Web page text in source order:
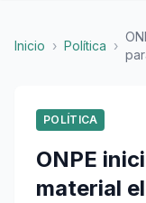
Inicio › Política ›
POLÍTICA
ONPE
material